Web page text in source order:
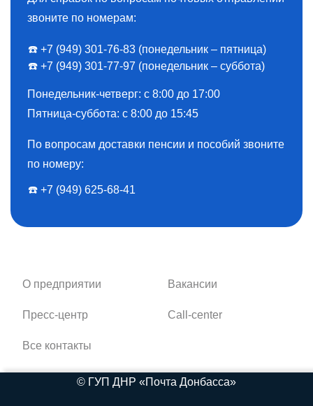
звоните по номерам:
☎️ +7 (949) 301-76-83 (понедельник – пятница)
☎️ +7 (949) 301-77-97 (понедельник – суббота)
Понедельник-четверг: с 8:00 до 17:00
Пятница-суббота: с 8:00 до 15:45
По вопросам доставки пенсии и пособий звоните
по номеру:
☎️ ️+7 (949) 625-68-41
О предприятии Вакансии
Пресс-центр Call-center
Все контакты
© ГУП ДНР Почта Донбасса